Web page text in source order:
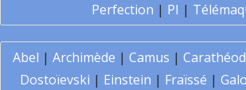
Perfection | PI |
Abel | Archimède | Camus |
Dostoïevski | Einstein | Fraïssé |